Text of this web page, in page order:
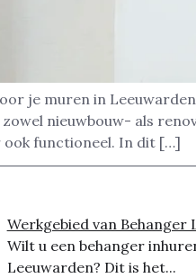
je muren in
nieuwbouw- als
ook functioneel. In dit […]
Werkgebied van Behanger
Wilt u een behanger
Leeuwarden? Dit is het...